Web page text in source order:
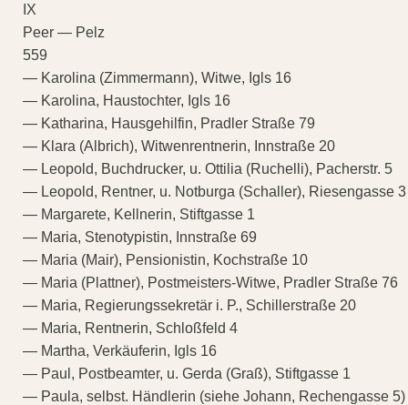
IX
Peer — Pelz
559
— Karolina (Zimmermann), Witwe, Igls 16
— Karolina, Haustochter, Igls 16
— Katharina, Hausgehilfin, Pradler Straße 79
— Klara (Albrich), Witwenrentnerin, Innstraße 20
— Leopold, Buchdrucker, u. Ottilia (Ruchelli), Pacherstr. 5
— Leopold, Rentner, u. Notburga (Schaller), Riesengasse 3
— Margarete, Kellnerin, Stiftgasse 1
— Maria, Stenotypistin, Innstraße 69
— Maria (Mair), Pensionistin, Kochstraße 10
— Maria (Plattner), Postmeisters-Witwe, Pradler Straße 76
— Maria, Regierungssekretär i. P., Schillerstraße 20
— Maria, Rentnerin, Schloßfeld 4
— Martha, Verkäuferin, Igls 16
— Paul, Postbeamter, u. Gerda (Graß), Stiftgasse 1
— Paula, selbst. Händlerin (siehe Johann, Rechengasse 5)